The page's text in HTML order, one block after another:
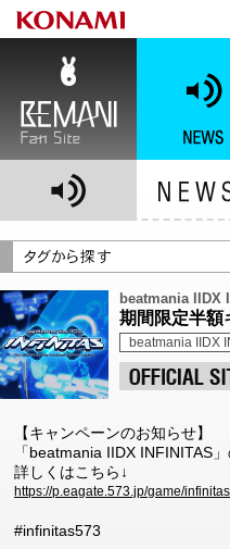
beatmania IIDX
期間限定半額
beatmania IIDX
【キャンペーンのお知らせ】
「beatmania IIDX INFINITAS
詳しくはこちら↓
https://p.eagate.573.jp/game/
#infinitas573